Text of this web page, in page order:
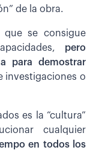
de la obra.
que se consigue
pero
para demostrar
investigaciones o
es la “cultura”
cualquier
en todos los